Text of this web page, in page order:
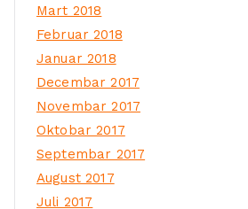
Mart 2018
Februar 2018
Januar 2018
Decembar 2017
Novembar 2017
Oktobar 2017
Septembar 2017
August 2017
Juli 2017